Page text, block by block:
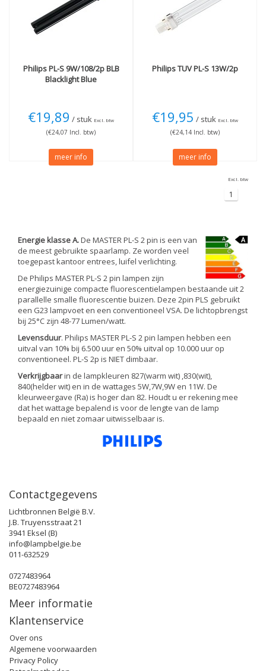
PhilipsPL-S 9W/108/2p BLB
Blacklight Blue
€19,89 / stuk Excl. btw
(€24,07 Incl. btw)
meer info
PhilipsTUV PL-S 13W/2p
€19,95 / stuk Excl. btw
(€24,14 Incl. btw)
meer info
Excl. btw
1
Energie klasse A.De MASTER PL-S 2 pin is een van
de meest gebruikte spaarlamp. Ze worden veel
toegepast kantoor entrees, luifel verlichting.
De Philips MASTER PL-S 2 pin lampen zijn
energiezuinige compacte fluorescentielampen bestaande uit 2
parallelle smalle fluorescentie buizen. Deze 2pin PLS gebruikt
een G23 lampvoet en een conventioneel VSA. De lichtopbrengst
bij 25°C zijn 48-77 Lumen/watt.
Levensduur. Philips MASTER PL-S 2 pin lampen hebben een
uitval van 10% bij 6.500 uur en 50% uitval op 10.000 uur op
conventioneel. PL-S 2p is NIET dimbaar.
Verkrijgbaarin de lampkleuren 827(warm wit) ,830(wit),
840(helder wit) en in de wattages 5W,7W,9W en 11W. De
kleurweergave (Ra) is hoger dan 82. Houdt u er rekening mee
dat het wattage bepalend is voor de lengte van de lamp
bepaald en niet zomaar uitwisselbaar is.
Contactgegevens
Lichtbronnen België B.V.
J.B. Truyensstraat 21
3941 Eksel (B)
info@lampbelgie.be
011-632529
0727483964
BE0727483964
Meer informatie
Klantenservice
Over ons
Algemene voorwaarden
Privacy Policy